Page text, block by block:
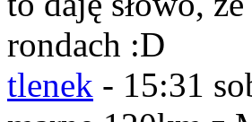
rondach :D
tlenek - 15:31